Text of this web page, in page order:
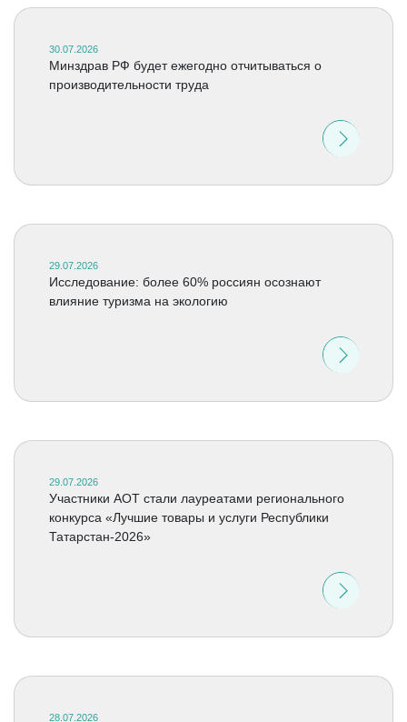
30.07.2026
Минздрав РФ будет ежегодно отчитываться о
производительности труда
29.07.2026
Исследование: более 60% россиян осознают
влияние туризма на экологию
29.07.2026
Участники АОТ стали лауреатами регионального
конкурса «Лучшие товары и услуги Республики
Татарстан-2026»
28.07.2026